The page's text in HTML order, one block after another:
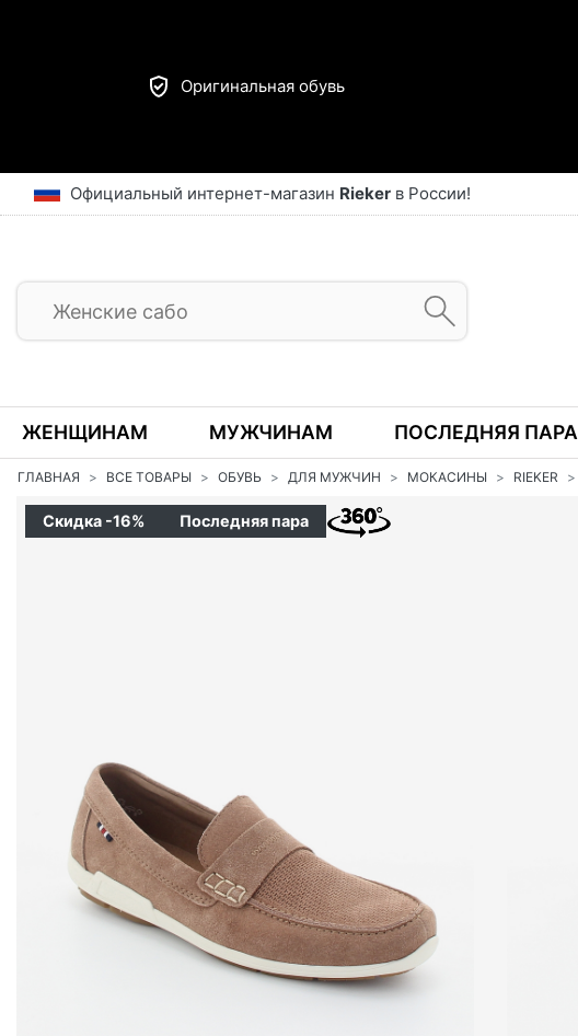
Оригинальная обувь
Официальный интернет-магазин Rieker в России!
ЖЕНЩИНАМ МУЖЧИНАМ ПОСЛЕДНЯЯ ПАРА
ГЛАВНАЯ ВСЕ ТОВАРЫ ОБУВЬ ДЛЯ МУЖЧИН МОКАСИНЫ RIEKER
Скидка -16% Последняя пара